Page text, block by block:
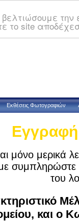
το site
Εκθέσεις Φωτογραφιών
Εγγραφή
μόνο μερικά
συμπληρώστε
του
και ο